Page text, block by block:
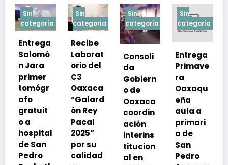
Sin
categoría
Recibe
Laborat
orio del
C3
Oaxaca
“Galard
ón Rey
Pacal
2025”
por su
calidad
Sin
categoría
Consoli
da
Gobiern
o de
Oaxaca
coordin
ación
interins
titucion
al en
Sin
categoría
Entrega
Primave
ra
Oaxaqu
eña
aula a
primari
a de
San
Pedro
Sin
categoría
Exhorta
SSO a
vacuna
rse de
neumoc
oco
para
preveni
r la
neumon